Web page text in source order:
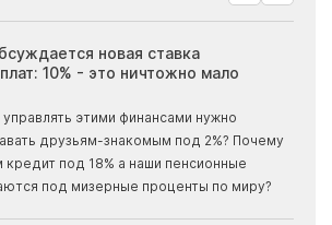
новая ставка
10% - это ничтожно мало
этими финансами нужно
друзьям-знакомым под 2%? Почему
под 18% а наши пенсионные
под мизерные проценты по миру?